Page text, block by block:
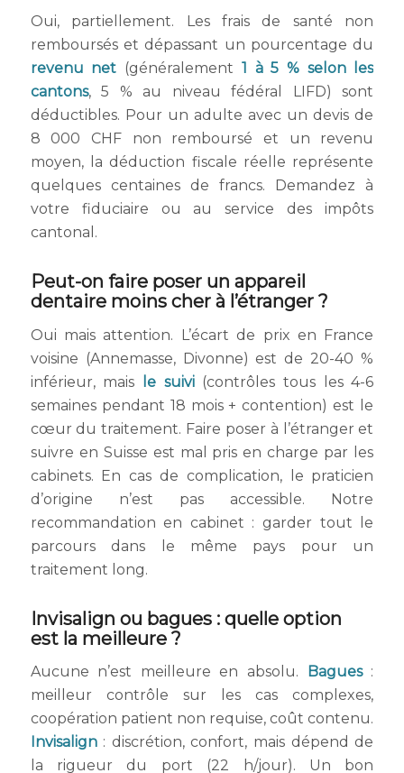
Oui, partiellement. Les frais de santé non
remboursés et dépassant un pourcentage du
revenu net (généralement 1 à 5 % selon les
cantons, 5 % au niveau fédéral LIFD) sont
déductibles. Pour un adulte avec un devis de
8 000 CHF non remboursé et un revenu
moyen, la déduction fiscale réelle représente
quelques centaines de francs. Demandez à
votre fiduciaire ou au service des impôts
cantonal.
Peut-on faire poser un appareil
dentaire moins cher à l’étranger ?
Oui mais attention. L’écart de prix en France
voisine (Annemasse, Divonne) est de 20-40 %
inférieur, mais
le suivi(contrôles tous les 4-6
semaines pendant 18 mois + contention) est le
cœur du traitement. Faire poser à l’étranger et
suivre en Suisse est mal pris en charge par les
cabinets. En cas de complication, le praticien
d’origine n’est pas accessible. Notre
recommandation en cabinet : garder tout le
parcours dans le même pays pour un
traitement long.
Invisalign ou bagues : quelle option
est la meilleure ?
Aucune n’est meilleure en absolu. Bagues:
meilleur contrôle sur les cas complexes,
coopération patient non requise, coût contenu.
Invisalign: discrétion, confort, mais dépend de
la rigueur du port (22 h/jour). Un bon